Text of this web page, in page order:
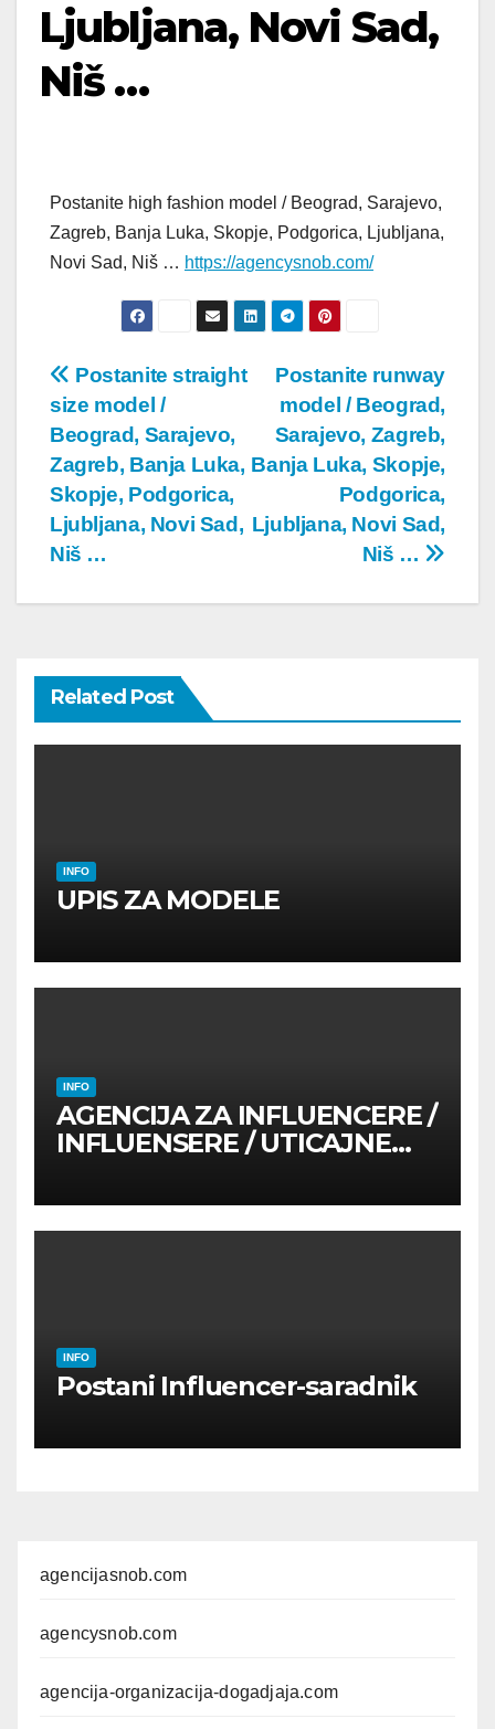
Ljubljana, Novi Sad,
Niš …
Postanite high fashion model / Beograd, Sarajevo,
Zagreb, Banja Luka, Skopje, Podgorica, Ljubljana,
Novi Sad, Niš … https://agencysnob.com/
Post
navigation
Postanite runway
model / Beograd,
Sarajevo, Zagreb,
Banja Luka, Skopje,
Podgorica,
Ljubljana, Novi Sad,
Niš …
Postanite straight
size model /
Beograd, Sarajevo,
Zagreb, Banja Luka,
Skopje, Podgorica,
Ljubljana, Novi Sad,
Niš …
Related Post
INFO
UPIS ZA MODELE
INFO
AGENCIJA ZA INFLUENCERE /
INFLUENSERE / UTICAJNE
INFO
Postani Influencer-saradnik
agencijasnob.com
agencysnob.com
agencija-organizacija-dogadjaja.com